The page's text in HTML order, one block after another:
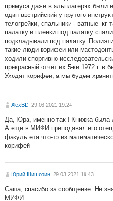
примуса даже в альплагерях были
один австрийский у крутого
телогрейки, спальники - ватные, кг
палатку и пленки под палатку
подкладывали под палатку.
такие люди-корифеи или
ходили спортивно-
прекрасный отчёт их 5-ки 1972 г. в
Уходят корифеи, а мы будем
AlexBD , 29.03.2021 19:24
Да, Юра, именно так ! Книжка
А еще в МИФИ преподавал его
факультета что-то из
корифей
Юрий Шишорин , 29.03.2021 19:43
Саша, спасибо за сообщение. Не
МИФИ